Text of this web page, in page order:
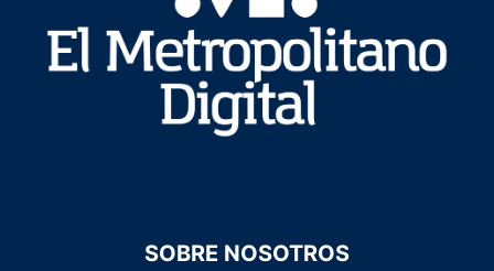
SOBRE NOSOTROS